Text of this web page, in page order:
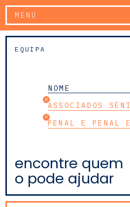
MENU
EQUIPA
ASSOCIADOS
PENAL E PENAL
encontre quem
o pode ajudar